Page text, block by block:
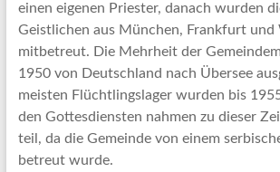
einen eigenen Priester, danach wurden
Geistlichen aus München, Frankfurt und
mitbetreut. Die Mehrheit der
1950 von Deutschland nach Übersee
meisten Flüchtlingslager wurden bis
den Gottesdiensten nahmen zu dieser
teil, da die Gemeinde von einem
betreut wurde.